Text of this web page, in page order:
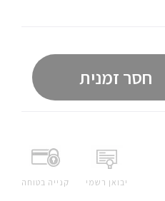
חסר זמנית
יבואן רשמי קנייה בטוחה